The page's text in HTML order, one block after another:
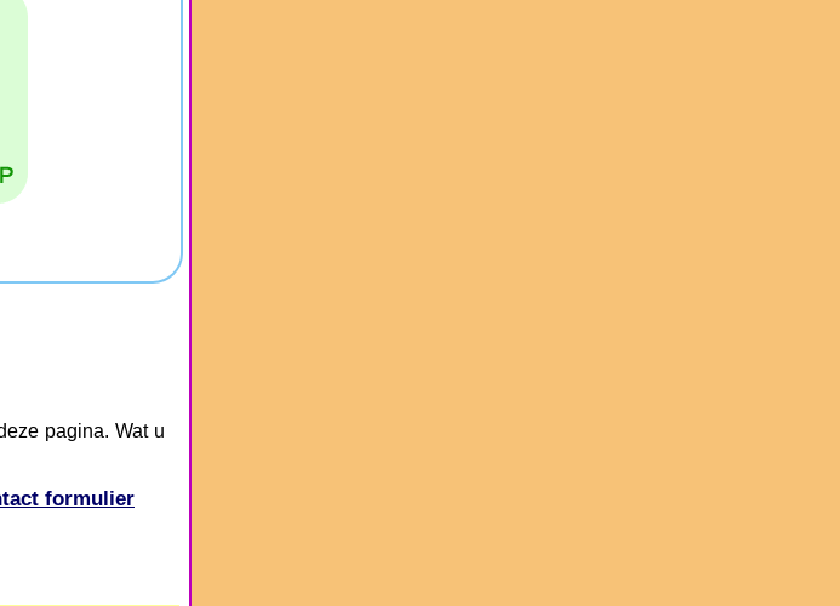
pagina. Wat u
formulier